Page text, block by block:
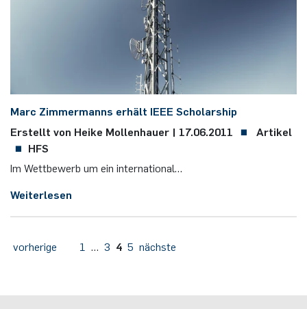
Marc Zim­mer­manns er­hält IEEE Scho­lar­ship
Erstellt von Heike Mollenhauer | 17.06.2011
Artikel
HFS
Im Wett­be­werb um ein in­ter­na­tio­nal…
Weiterlesen
vorherige 1 3 4 5 nächste